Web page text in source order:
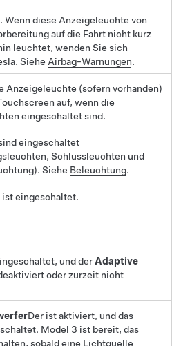
diese Anzeigeleuchte von
auf die Fahrt nicht kurz
leuchtet, wenden Sie sich
SieheAirbag-Warnungen.
Anzeigeleuchte (sofern vorhanden)
auf, wenn die
eingeschaltet sind.
eingeschaltet
Schlussleuchten und
Siehe Beleuchtung.
eingeschaltet.
und derAdaptive
oder zurzeit nicht
Der ist aktiviert, und das
Model 3 ist bereit, das
sobald eine Lichtquelle